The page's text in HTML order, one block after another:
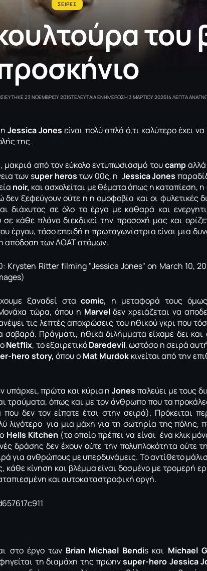
ΣΕΙΡΕΣ
του
23 ΝΟΕΜΒΡΙΟΥ 2015ΤΕΛΕΥΤΑΙΑ ΕΝΗΜΕΡΩΣΗ 3 ΜΑΡΤΙΟΥ 202614 ΛΕΠΤΑ
ηJessica Jones είναι πολύ απλά ό,τι καλύτερο έχει
της.
μακριά από τον εύκολο εντυπωσιασμό τουcampαλλά
των super herosτων 00ς, η Jessica Jones
noir, και ασχολείται με θέματα όπως η καταπίεση,
δεν ξεφεύγουν ούτε η η ομοφοβία και οι φυλετικές
διάχυτος σε όλο το έργο με καθαρά και
σε κάθε πλάνο διεκδικεί την προσοχή μας και
έργου, τόσο επειδή η πρωταγωνίστρια είναι μια
απόδοση των ΛΟΑΤ ατόμων.
ξαναδεί σταcomic, η μεταφορά τους
τώρα, όπου η Μarvelδεν χρειάζεται να
τις λεπτές αποχρώσεις του ηθικού γκρι που
Πράγματι, ηθικά διλήμματα είχαμε δει
Netflix, το εξαιρετικόDaredevil, ωστόσο η σειρά
hero story,όπου ο Μat Murdok κινείται από την
υπάρχει, πρώτα και κύρια η Jonesπαλεύει με τους
τραύματα, όπως και με τον άνθρωπο που τα
δεν τον είπατε έτσι στην σειρά). Πρόκειται
λιγότερο για μια μάχη για τη σωτηρία της πόλης,
Hells Kitchen (το οποίο πρέπει να είναι ένα κλικ
δράσης δεν έχουν ούτε την πολυπλοκότητα ούτε
για ανθρώπους με υπερδυνάμεις. Το αντίθετο
κάθε κίνηση και βλέμμα είναι δοσμένο με τρομερή
και αυτοκαταστροφική οργή.
στο έργο των Brian Michael Bendis και Michael
τη διαμάχη της πρώηνsuper-hero Jessica